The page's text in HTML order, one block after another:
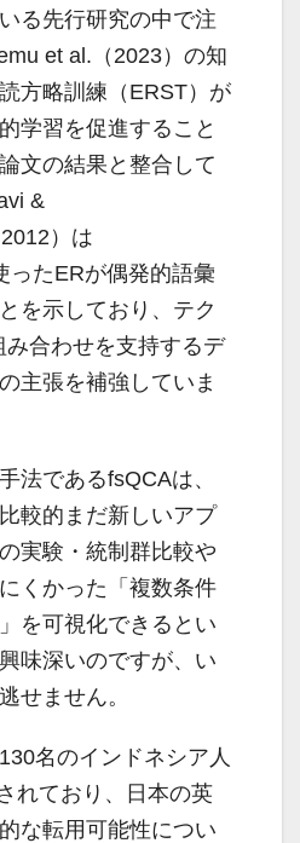
る先行研究の中で注
et al.（2023）の知
方略訓練（ERST）が
学習を促進すること
文の結果と整合して
&
）は
ったERが偶発的語彙
を示しており、テク
み合わせを支持するデ
主張を補強していま
法であるfsQCAは、
較的まだ新しいアプ
実験・統制群比較や
くかった「複数条件
を可視化できるとい
味深いのですが、い
せません。
名のインドネシア人
れており、日本の英
な転用可能性につい